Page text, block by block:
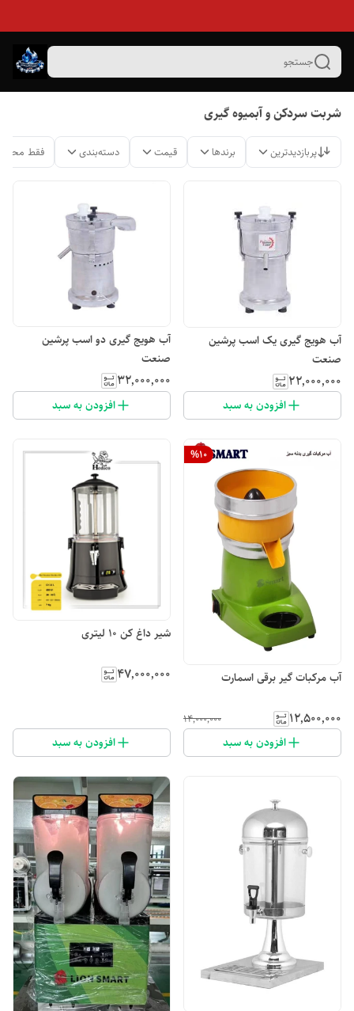
جستجو
شربت سردکن و آبمیوه گیری
پربازدیدترین برندها قیمت دسته‌بندی فقط
آب هویج گیری یک اسب پرشین
صنعت
۲۲٬۰۰۰٬۰۰۰
افزودن به سبد
آب هویج گیری دو اسب پرشین
صنعت
۳۲٬۰۰۰٬۰۰۰
افزودن به سبد
%10
آب مرکبات گیر برقی اسمارت
۱۲٬۵۰۰٬۰۰۰ ۱۴٬۰۰۰٬۰۰۰
افزودن به سبد
شیر داغ کن ۱۰ لیتری
۴۷٬۰۰۰٬۰۰۰
افزودن به سبد